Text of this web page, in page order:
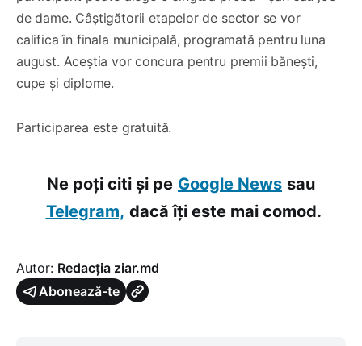
de dame. Câștigătorii etapelor de sector se vor
califica în finala municipală, programată pentru luna
august. Aceștia vor concura pentru premii bănești,
cupe și diplome.
Participarea este gratuită.
Ne poți citi și pe Google News sau
Telegram, dacă îți este mai comod.
Autor: Redacția ziar.md
Abonează-te